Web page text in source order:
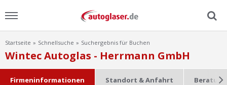
Menu
Home
Startseite Schnellsuche Suchergebnis für Buchen
Wintec Autoglas - Herrmann GmbH
Firmeninformationen Standort & Anfahrt